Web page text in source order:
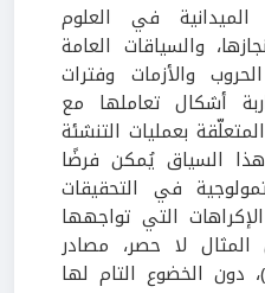
في العلوم
والسياقات العامة
والأزمات وفترات
أشكال تعاملها مع
بعمليات التنشئة
السياق يُمكن فرضًا
في التحقيقات
التي تواجهها
لا حصر، مصادر
دون الخضوع التام لها